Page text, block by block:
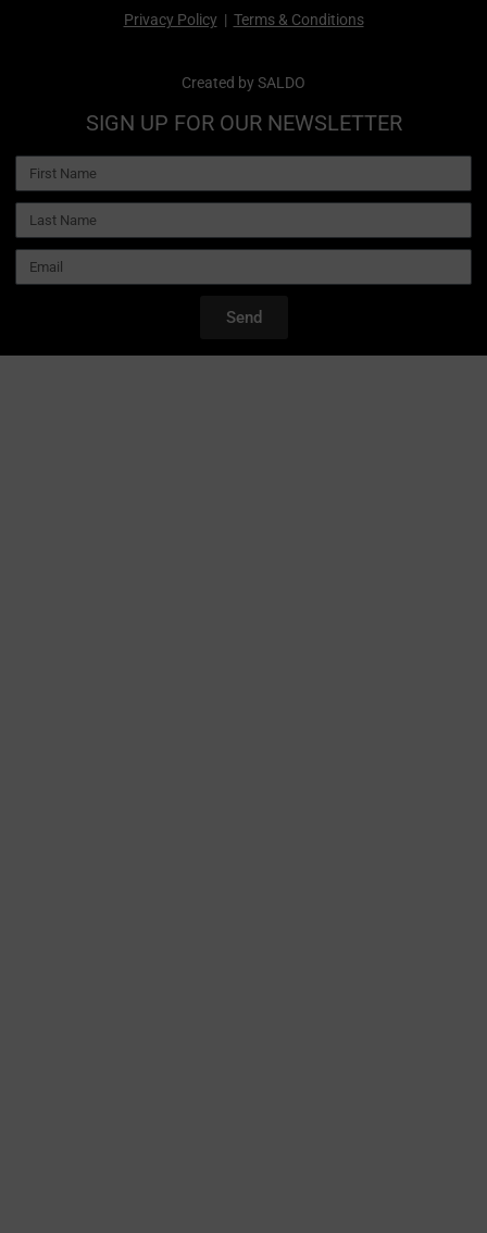
Privacy Policy | Terms & Conditions
Created by SALDO
SIGN UP FOR OUR NEWSLETTER
Send